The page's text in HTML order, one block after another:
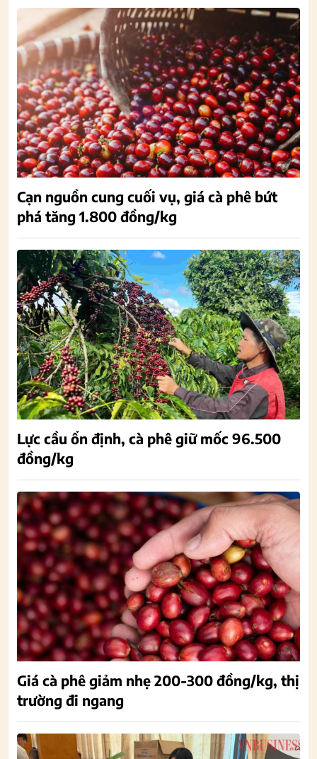
Cạn nguồn cung cuối vụ, giá cà phê bứt
phá tăng 1.800 đồng/kg
Lực cầu ổn định, cà phê giữ mốc 96.500
đồng/kg
Giá cà phê giảm nhẹ 200-300 đồng/kg, thị
trường đi ngang